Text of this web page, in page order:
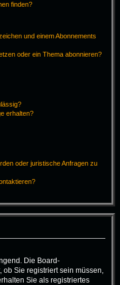
finden?
und einem Abonnements
oder ein Thema abonnieren?
erhalten?
oder juristische Anfragen zu
Die Board-
ob Sie registriert sein müssen,
Sie als registriertes